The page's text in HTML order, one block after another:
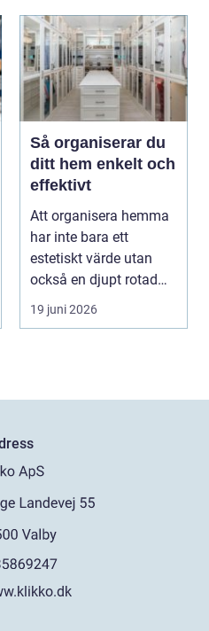
Så organiserar du
ditt hem enkelt och
effektivt
Att organisera hemma
har inte bara ett
estetiskt värde utan
också en djupt rotad
på...
19 juni 2026